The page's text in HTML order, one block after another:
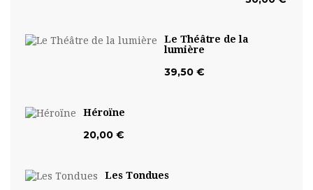
Le Théâtre de la
lumière
39,50 €
Héroïne
20,00 €
Les Tondues